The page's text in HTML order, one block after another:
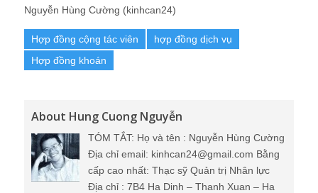
Nguyễn Hùng Cường (kinhcan24)
Hợp đồng cộng tác viên
hợp đồng dịch vụ
Hợp đồng khoán
About Hung Cuong Nguyễn
TÓM TẮT: Họ và tên : Nguyễn Hùng Cường
Địa chỉ email: kinhcan24@gmail.com Bằng
cấp cao nhất: Thạc sỹ Quản trị Nhân lực
Địa chỉ : 7B4 Ha Dinh – Thanh Xuan – Ha